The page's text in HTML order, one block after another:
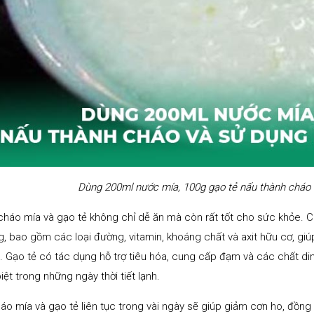
Dùng 200ml nước mía, 100g gạo tẻ nấu thành
mía và gạo tẻ không chỉ dễ ăn mà còn rất tốt cho sức khỏe.
bao gồm các loại đường, vitamin, khoáng chất và axit hữu cơ,
Gạo tẻ có tác dụng hỗ trợ tiêu hóa, cung cấp đạm và các chất
trong những ngày thời tiết lạnh.
mía và gạo tẻ liên tục trong vài ngày sẽ giúp giảm cơn ho,